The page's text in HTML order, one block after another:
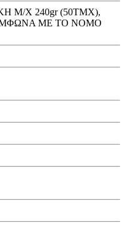
Μ/Χ 240gr (50ΤΜΧ),
ΜΕ ΤΟ ΝΟΜΟ